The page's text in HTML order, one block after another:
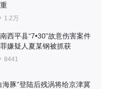
1.2万
西平县“7•30”故意伤害案件
嫌疑人夏某钢被抓获
8441
海豚”登陆后残涡将给京津冀